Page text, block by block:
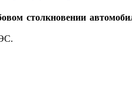
столкновении